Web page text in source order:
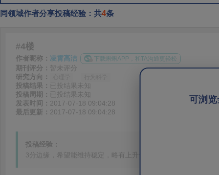
同领域作者分享投稿经验：共4条
可浏
#4楼
作者昵称： 凌霄高洁 下载蝌蝌APP，和TA沟通更轻松
期刊评分： 暂未评分
研究方向：
投稿结果： 已投结果未知
投稿周期： 已投结果未知
发表时间： 2017-07-18 09:04:28
最后更新： 2017-07-18 09:04:28
投稿经验：
3分边缘，希望能维持稳定，略有上升也不错。